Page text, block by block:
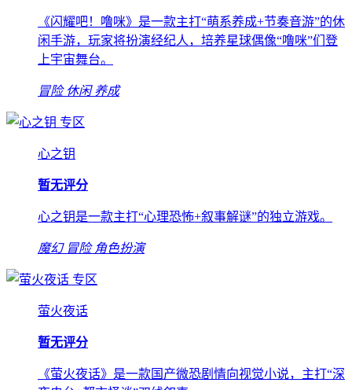
《闪耀吧！噜咪》是一款主打“萌系养成+节奏音游”的休
闲手游，玩家将扮演经纪人，培养星球偶像“噜咪”们登
上宇宙舞台。
冒险 休闲 养成
专区
心之钥
暂无评分
心之钥是一款主打“心理恐怖+叙事解谜”的独立游戏。
魔幻 冒险 角色扮演
专区
萤火夜话
暂无评分
《萤火夜话》是一款国产微恐剧情向视觉小说，主打“深